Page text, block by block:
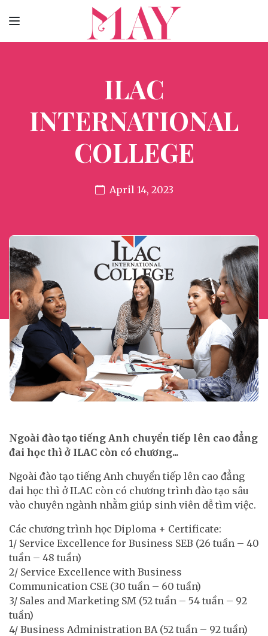
ILAC
INTERNATIONAL
COLLEGE
April 14, 2023
Ngoài đào tạo tiếng Anh chuyển tiếp lên cao đẳng
đai học thì ở ILAC còn có chương...
Ngoài đào tạo tiếng Anh chuyển tiếp lên cao đẳng
đai học thì ở ILAC còn có chương trình đào tạo sâu
vào chuyên ngành nhằm giúp sinh viên dễ tìm việc.
Các chương trình học Diploma + Certificate:
1/ Service Excellence for Business SEB (26 tuần – 40
tuần – 48 tuần)
2/ Service Excellence with Business
Communication CSE (30 tuần – 60 tuần)
3/ Sales and Marketing SM (52 tuần – 54 tuần – 92
tuần)
4/ Business Administration BA (52 tuần – 92 tuần)